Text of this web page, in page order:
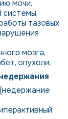
мочи.
системы,
тазовых
мозга,
опухоли,